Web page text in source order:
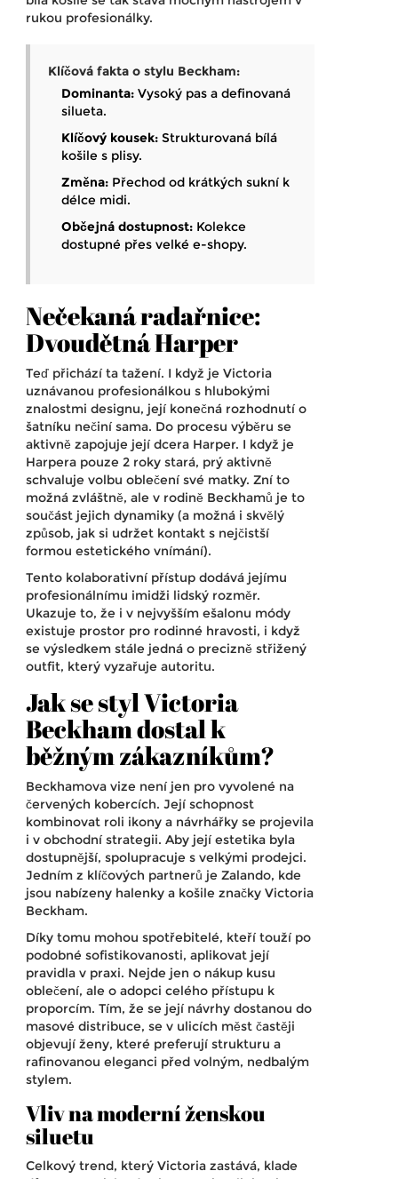
rukou profesionálky.
Klíčová fakta o stylu Beckham:
Dominanta: Vysoký pas a definovaná
silueta.
Klíčový kousek: Strukturovaná bílá
košile s plisy.
Změna: Přechod od krátkých sukní k
délce midi.
Občejná dostupnost: Kolekce
dostupné přes velké e-shopy.
Nečekaná radařnice:
Dvoudětná Harper
Teď přichází ta tažení. I když je Victoria
uznávanou profesionálkou s hlubokými
znalostmi designu, její konečná rozhodnutí o
šatníku nečiní sama. Do procesu výběru se
aktivně zapojuje její dcera Harper. I když je
Harpera pouze 2 roky stará, prý aktivně
schvaluje volbu oblečení své matky. Zní to
možná zvláštně, ale v rodině Beckhamů je to
součást jejich dynamiky (a možná i skvělý
způsob, jak si udržet kontakt s nejčistší
formou estetického vnímání).
Tento kolaborativní přístup dodává jejímu
profesionálnímu imidži lidský rozměr.
Ukazuje to, že i v nejvyšším ešalonu módy
existuje prostor pro rodinné hravosti, i když
se výsledkem stále jedná o precizně střižený
outfit, který vyzařuje autoritu.
Jak se styl Victoria
Beckham dostal k
běžným zákazníkům?
Beckhamova vize není jen pro vyvolené na
červených kobercích. Její schopnost
kombinovat roli ikony a návrhářky se projevila
i v obchodní strategii. Aby její estetika byla
dostupnější, spolupracuje s velkými prodejci.
Jedním z klíčových partnerů je Zalando, kde
jsou nabízeny halenky a košile značky Victoria
Beckham.
Díky tomu mohou spotřebitelé, kteří touží po
podobné sofistikovanosti, aplikovat její
pravidla v praxi. Nejde jen o nákup kusu
oblečení, ale o adopci celého přístupu k
proporcím. Tím, že se její návrhy dostanou do
masové distribuce, se v ulicích měst častěji
objevují ženy, které preferují strukturu a
rafinovanou eleganci před volným, nedbalým
stylem.
Vliv na moderní ženskou
siluetu
Celkový trend, který Victoria zastává, klade